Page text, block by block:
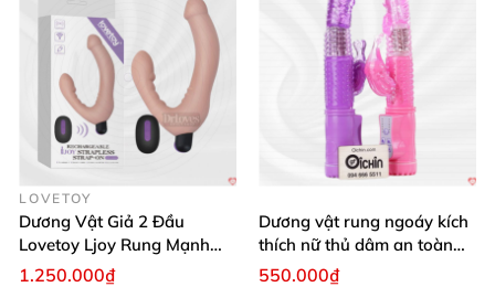
LOVETOY
Dương Vật Giả 2 Đầu
Lovetoy Ljoy Rung Mạnh
ĐKTX Hút Sâu
1.250.000₫
Dương vật rung ngoáy kích
thích nữ thủ dâm an toàn
cao cấp
550.000₫